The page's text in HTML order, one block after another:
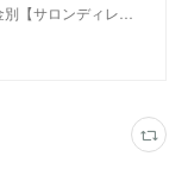
【サロンディレ…